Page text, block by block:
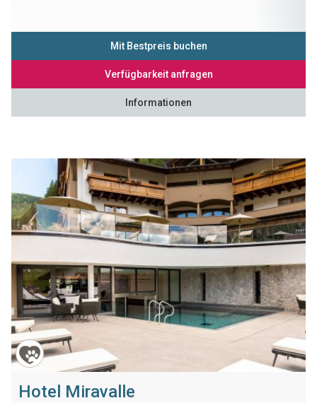
Mit Bestpreis buchen
Verfügbarkeit anfragen
Informationen
Hotel Miravalle